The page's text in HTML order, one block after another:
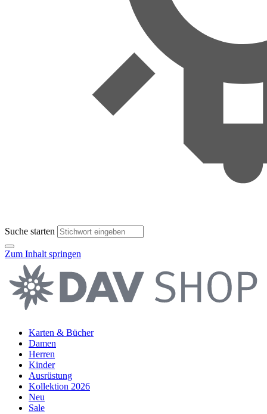
Suche starten
Zum Inhalt springen
Karten & Bücher
Damen
Herren
Kinder
Ausrüstung
Kollektion 2026
Neu
Sale